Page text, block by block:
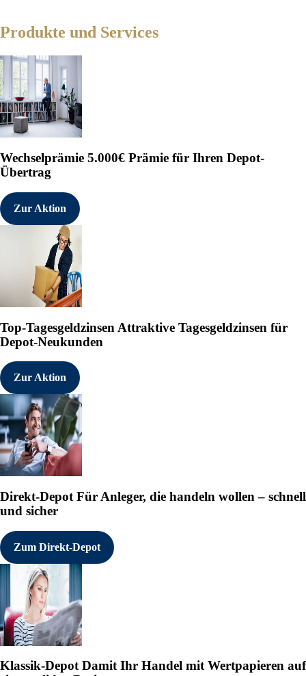
Produkte und Services
Wechselprämie 5.000€ Prämie für Ihren Depot-
Übertrag
Zur Aktion
Top-Tagesgeldzinsen Attraktive Tagesgeldzinsen für
Depot-Neukunden
Zur Aktion
Direkt-Depot Für Anleger, die handeln wollen – schnell
und sicher
Zum Direkt-Depot
Klassik-DepotDamit Ihr Handel mit Wertpapieren auf